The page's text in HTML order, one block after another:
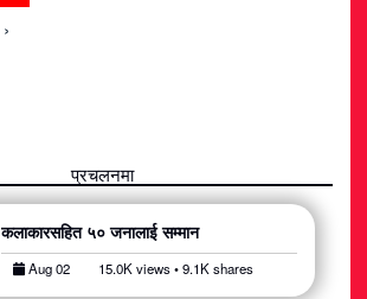
›
प्रचलनमा
कलाकारसहित ५० जनालाई सम्मान
Aug 02 15.0K views • 9.1K shares